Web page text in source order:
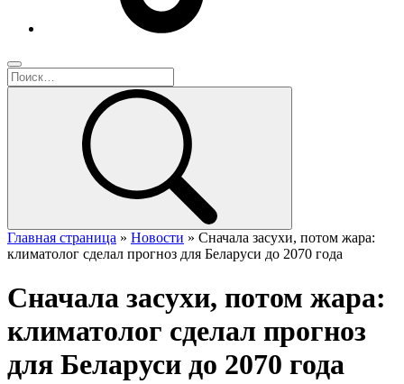
Главная страница » Новости » Сначала засухи, потом жара:
климатолог сделал прогноз для Беларуси до 2070 года
Сначала засухи, потом жара:
климатолог сделал прогноз
для Беларуси до 2070 года